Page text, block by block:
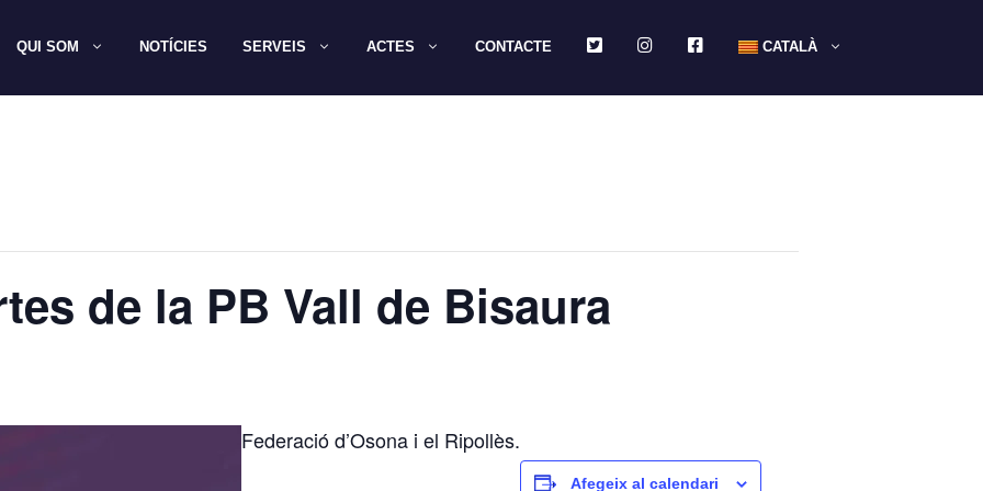
QUI SOM NOTÍCIES SERVEIS ACTES CONTACTE TWITTERINSTAGRAMFACEBOOKCATALÀ
de la PB Vall de Bisaura
Federació d’Osona i el Ripollès.
Afegeix al calendari